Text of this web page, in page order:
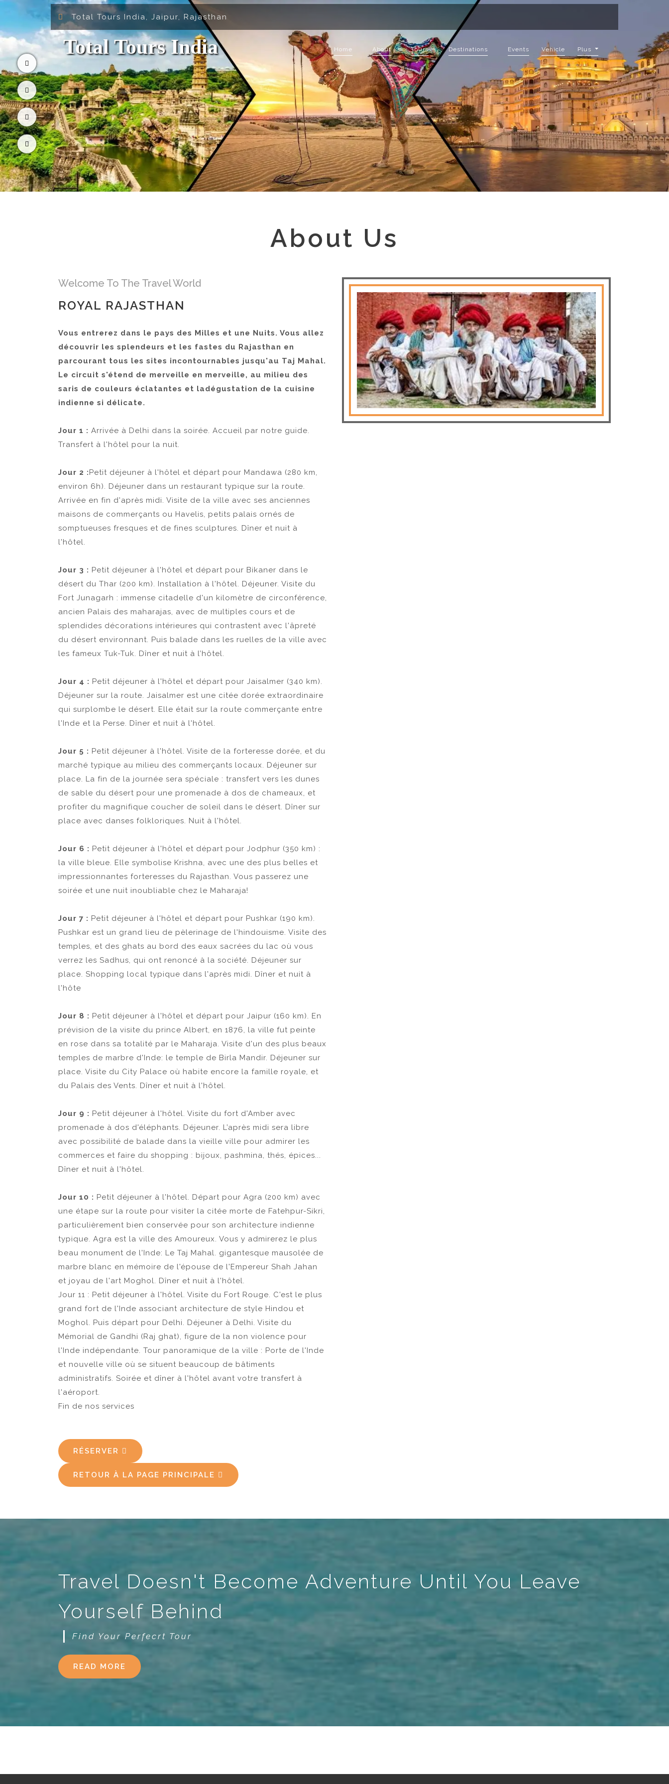
Total Tours India, Jaipur, Rajasthan
Total Tours India Home(current)About Tours Destinations Events Vehicle Plus
About Us
Welcome To The Travel World
ROYAL RAJASTHAN
Vous entrerez dans le pays des Milles et une Nuits. Vous allez
découvrir les splendeurs et les fastes du Rajasthan en
parcourant tous les sites incontournables jusqu'au Taj Mahal.
Le circuit s'étend de merveille en merveille, au milieu des
saris de couleurs éclatantes et ladégustation de la cuisine
indienne si délicate.
Jour 1 : Arrivée à Delhi dans la soirée. Accueil par notre guide.
Transfert à l'hôtel pour la nuit.
Jour 2 :Petit déjeuner à l'hôtel et départ pour Mandawa (280 km,
environ 6h). Déjeuner dans un restaurant typique sur la route.
Arrivée en fin d'après midi. Visite de la ville avec ses anciennes
maisons de commerçants ou Havelis, petits palais ornés de
somptueuses fresques et de fines sculptures. Dîner et nuit à
l'hôtel.
Jour 3 : Petit déjeuner à l'hôtel et départ pour Bikaner dans le
désert du Thar (200 km). Installation à l'hôtel. Déjeuner. Visite du
Fort Junagarh : immense citadelle d'un kilomètre de circonférence,
ancien Palais des maharajas, avec de multiples cours et de
splendides décorations intérieures qui contrastent avec l'âpreté
du désert environnant. Puis balade dans les ruelles de la ville avec
les fameux Tuk-Tuk. Dîner et nuit à l’hôtel.
Jour 4 : Petit déjeuner à l'hôtel et départ pour Jaisalmer (340 km).
Déjeuner sur la route. Jaisalmer est une citée dorée extraordinaire
qui surplombe le désert. Elle était sur la route commerçante entre
l'Inde et la Perse. Dîner et nuit à l'hôtel.
Jour 5 : Petit déjeuner à l'hôtel. Visite de la forteresse dorée, et du
marché typique au milieu des commerçants locaux. Déjeuner sur
place. La fin de la journée sera spéciale : transfert vers les dunes
de sable du désert pour une promenade à dos de chameaux, et
profiter du magnifique coucher de soleil dans le désert. Dîner sur
place avec danses folkloriques. Nuit à l'hôtel.
Jour 6 : Petit déjeuner à l'hôtel et départ pour Jodphur (350 km) :
la ville bleue. Elle symbolise Krishna, avec une des plus belles et
impressionnantes forteresses du Rajasthan. Vous passerez une
soirée et une nuit inoubliable chez le Maharaja!
Jour 7 : Petit déjeuner à l'hôtel et départ pour Pushkar (190 km).
Pushkar est un grand lieu de pèlerinage de l'hindouisme. Visite des
temples, et des ghats au bord des eaux sacrées du lac où vous
verrez les Sadhus, qui ont renoncé à la société. Déjeuner sur
place. Shopping local typique dans l'après midi. Dîner et nuit à
l'hôte
Jour 8 : Petit déjeuner à l'hôtel et départ pour Jaipur (160 km). En
prévision de la visite du prince Albert, en 1876, la ville fut peinte
en rose dans sa totalité par le Maharaja. Visite d'un des plus beaux
temples de marbre d'Inde: le temple de Birla Mandir. Déjeuner sur
place. Visite du City Palace où habite encore la famille royale, et
du Palais des Vents. Dîner et nuit à l'hôtel.
Jour 9 : Petit déjeuner à l'hôtel. Visite du fort d'Amber avec
promenade à dos d'éléphants. Déjeuner. L’après midi sera libre
avec possibilité de balade dans la vieille ville pour admirer les
commerces et faire du shopping : bijoux, pashmina, thés, épices...
Dîner et nuit à l'hôtel.
Jour 10 : Petit déjeuner à l'hôtel. Départ pour Agra (200 km) avec
une étape sur la route pour visiter la citée morte de Fatehpur-Sikri,
particulièrement bien conservée pour son architecture indienne
typique. Agra est la ville des Amoureux. Vous y admirerez le plus
beau monument de l'Inde: Le Taj Mahal. gigantesque mausolée de
marbre blanc en mémoire de l'épouse de l'Empereur Shah Jahan
et joyau de l'art Moghol. Dîner et nuit à l'hôtel.
Jour 11 : Petit déjeuner à l'hôtel. Visite du Fort Rouge. C'est le plus
grand fort de l'Inde associant architecture de style Hindou et
Moghol. Puis départ pour Delhi. Déjeuner à Delhi. Visite du
Mémorial de Gandhi (Raj ghat), figure de la non violence pour
l'Inde indépendante. Tour panoramique de la ville : Porte de l'Inde
et nouvelle ville où se situent beaucoup de bâtiments
administratifs. Soirée et dîner à l'hôtel avant votre transfert à
l'aéroport.
Fin de nos services
RÉSERVER
RETOUR À LA PAGE PRINCIPALE
Travel Doesn't Become Adventure Until You Leave
Yourself Behind
Find Your Perfecrt Tour
READ MORE